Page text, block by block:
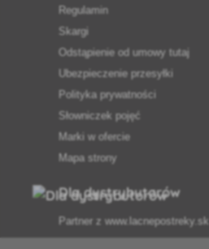
Regulamin
Skargi
Odstąpienie od umowy tutaj
Ubezpieczenie przesyłki
Polityka prywatności
Słowniczek pojęć
Marki w ofercie
Mapa strony
Dla dystrybutorów
Partner z www.lacnepostreky.sk